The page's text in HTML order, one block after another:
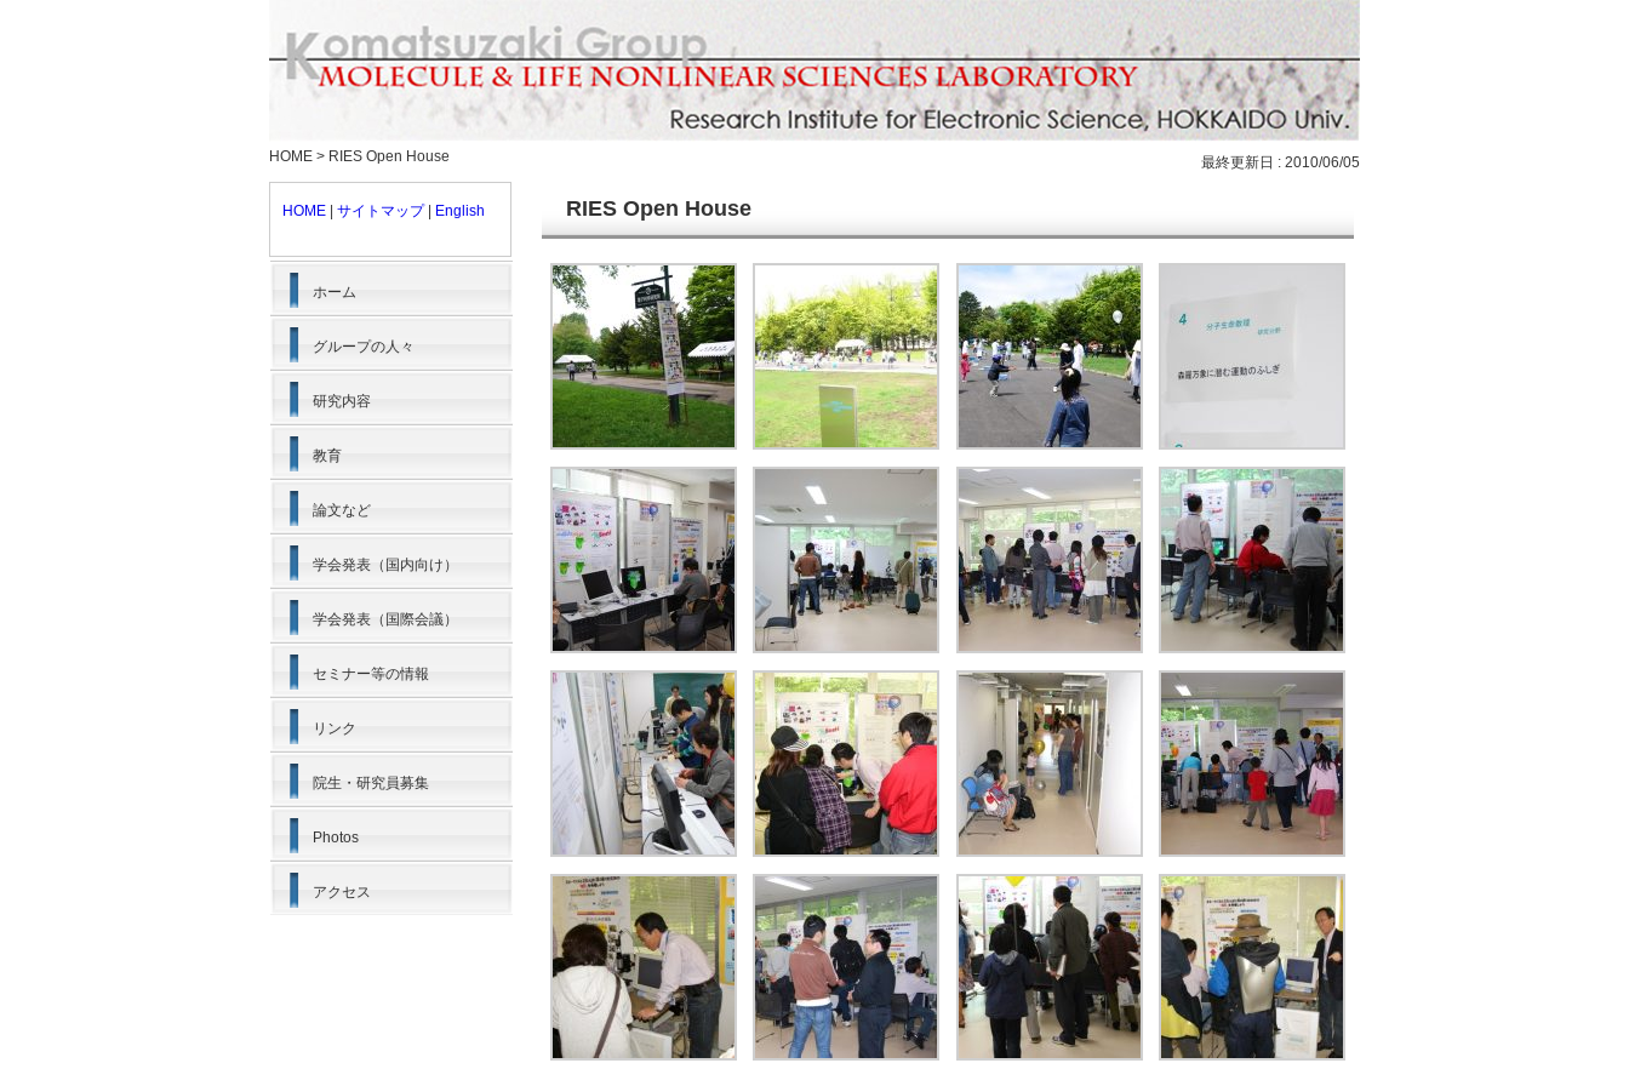
HOME > RIES Open House 最終更新日 : 2010/06/05
HOME サイトマップ| English
ホーム
グループの人々
研究内容
教育
論文など
学会発表（国内向け）
学会発表（国際会議）
セミナー等の情報
リンク
院生・研究員募集
Photos
アクセス
RIES Open House